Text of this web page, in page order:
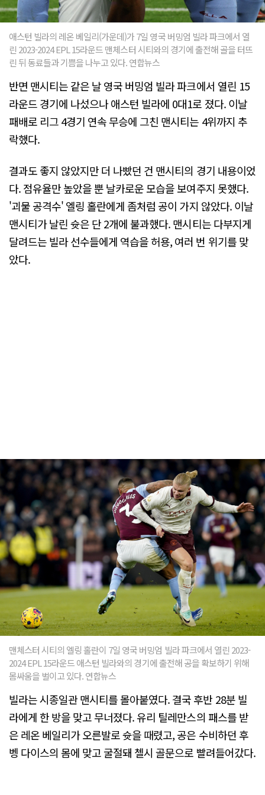
애스턴 빌라의 레온 베일리(가운데)가 7일 영국 버밍엄 빌라 파크에서 열
린 2023-2024 EPL 15라운드 맨체스터 시티와의 경기에 출전해 골을 터뜨
린 뒤 동료들과 기쁨을 나누고 있다. 연합뉴스
반면 맨시티는 같은 날 영국 버밍엄 빌라 파크에서 열린 15
라운드 경기에 나섰으나 애스턴 빌라에 0대1로 졌다. 이날
패배로 리그 4경기 연속 무승에 그친 맨시티는 4위까지 추
락했다.
결과도 좋지 않았지만 더 나빴던 건 맨시티의 경기 내용이었
다. 점유율만 높았을 뿐 날카로운 모습을 보여주지 못했다.
'괴물 공격수' 엘링 홀란에게 좀처럼 공이 가지 않았다. 이날
맨시티가 날린 슛은 단 2개에 불과했다. 맨시티는 다부지게
달려드는 빌라 선수들에게 역습을 허용, 여러 번 위기를 맞
았다.
맨체스터 시티의 엘링 홀란이 7일 영국 버밍엄 빌라 파크에서 열린 2023-
2024 EPL 15라운드 애스턴 빌라와의 경기에 출전해 공을 확보하기 위해
몸싸움을 벌이고 있다. 연합뉴스
빌라는 시종일관 맨시티를 몰아붙였다. 결국 후반 28분 빌
라에게 한 방을 맞고 무너졌다. 유리 틸레만스의 패스를 받
은 레온 베일리가 오른발로 슛을 때렸고, 공은 수비하던 후
벵 다이스의 몸에 맞고 굴절돼 첼시 골문으로 빨려들어갔다.